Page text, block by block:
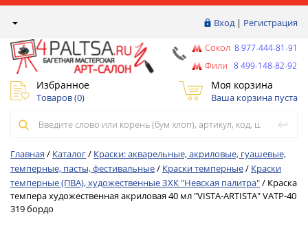
Вход| Регистрация
Сокол 8 977-444-81-91
Фили 8 499-148-82-92
Избранное
Товаров (0)
Моя корзина
Ваша корзина пуста
Главная / Каталог/ Краски: акварельные, акриловые, гуашевые,
темперные, пасты, фестивальные/ Краски темперные/ Краски
темперные (ПВА), художественные ЗХК "Невская палитра"/ Краска
темпера художественная акриловая 40 мл "VISTA-ARTISTA" VATP-40
319 бордо